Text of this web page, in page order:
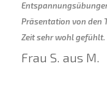
Präsentation von den
Zeit sehr wohl gefühlt.
Frau S. aus M.